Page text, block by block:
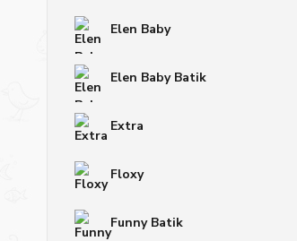
Elen Baby
Elen Baby Batik
Extra
Floxy
Funny Batik